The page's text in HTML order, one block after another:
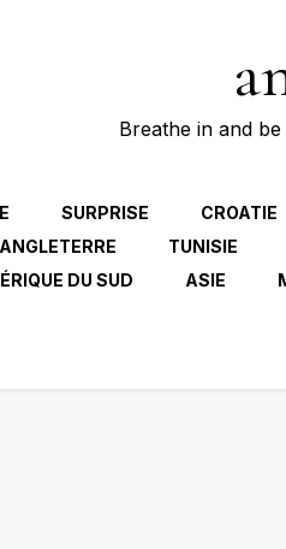
Breathe in and
SURPRISE CROATIE
ANGLETERRE TUNISIE
DU SUD ASIE